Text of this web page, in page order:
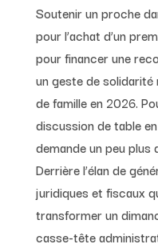
Soutenir un proche
pour l’achat d’un
pour financer une
un geste de solidarité
de famille en 2026.
discussion de table
demande un peu plus
Derrière l’élan de
juridiques et fiscaux
transformer un
casse-tête